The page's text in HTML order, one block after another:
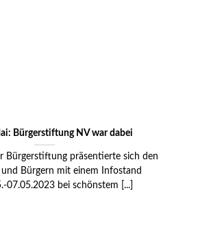
Bürgerstiftung NV war dabei
Bürgerstiftung präsentierte sich den
und Bürgern mit einem Infostand
07.05.2023 bei schönstem [...]